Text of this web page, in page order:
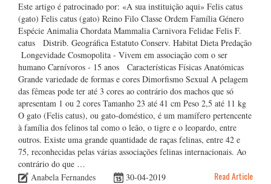
Este artigo é patrocinado por: «A sua instituição aqui» Felis catus
(gato) Felis catus (gato) Reino Filo Classe Ordem Família Género
Espécie Animalia Chordata Mammalia Carnivora Felidae Felis F.
catus Distrib. Geográfica Estatuto Conserv. Habitat Dieta Predação
Longevidade Cosmopolita - Vivem em associação com o ser
humano Carnívoros - 15 anos Características Físicas Anatómicas
Grande variedade de formas e cores Dimorfismo Sexual A pelagem
das fêmeas pode ter até 3 cores ao contrário dos machos que só
apresentam 1 ou 2 cores Tamanho 23 até 41 cm Peso 2,5 até 11 kg
O gato (Felis catus), ou gato-doméstico, é um mamífero pertencente
à família dos felinos tal como o leão, o tigre e o leopardo, entre
outros. Existe uma grande quantidade de raças felinas, entre 42 e
75, reconhecidas pelas várias associações felinas internacionais. Ao
contrário do que …
Anabela Fernandes
30-04-2019 Read Article